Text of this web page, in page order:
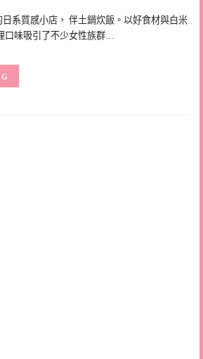
系質感小店， 伴土鍋炊飯。以好食材與白米
口味吸引了不少女性族群…